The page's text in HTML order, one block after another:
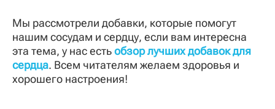
Мы рассмотрели добавки, которые помогут
нашим сосудам и сердцу, если вам интересна
эта тема, у нас естьобзор лучших добавок для
сердца. Всем читателям желаем здоровья и
хорошего настроения!